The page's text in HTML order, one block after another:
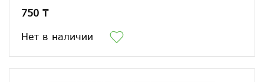
750 ₸
Нет в наличии